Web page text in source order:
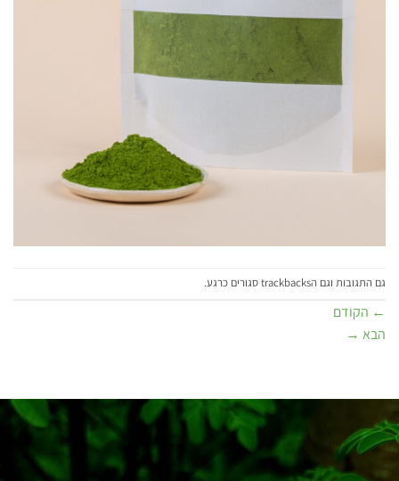
גם התגובות וגם הtrackbacks סגורים כרגע.
← הקודם
הבא →